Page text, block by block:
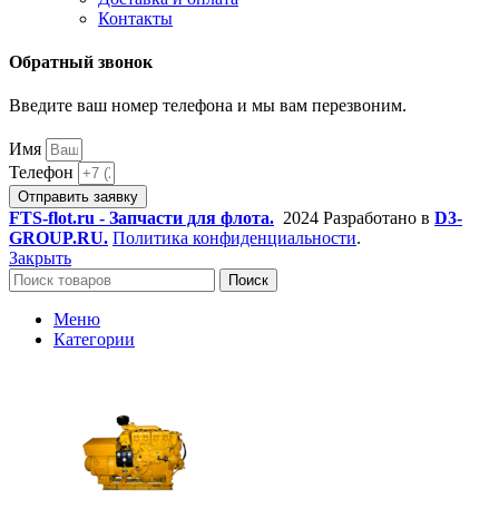
Контакты
Обратный звонок
Введите ваш номер телефона и мы вам перезвоним.
Имя
Телефон
Отправить заявку
FTS-flot.ru - Запчасти для флота. 2024 Разработано в D3-
GROUP.RU. Политика конфиденциальности.
Закрыть
Поиск
Меню
Категории